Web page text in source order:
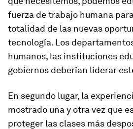
fuerza de trabajo humana
totalidad de las nuevas
tecnología. Los
humanos, las instituciones
gobiernos deberían liderar
En segundo lugar, la
mostrado una y otra vez que
proteger las clases más